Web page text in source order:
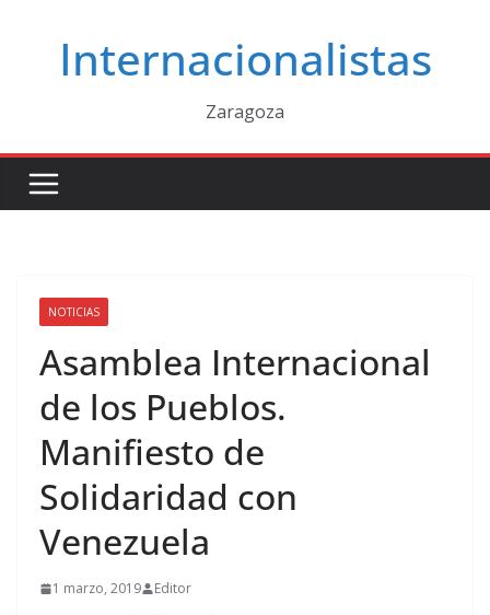
contenidoInternacionalistas
Zaragoza
NOTICIAS
Asamblea Internacional
de los Pueblos.
Manifiesto de
Solidaridad con
Venezuela
1 marzo, 2019 Editor